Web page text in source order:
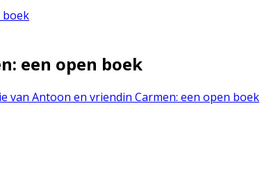
boek
een open boek
van Antoon en vriendin Carmen: een open boek